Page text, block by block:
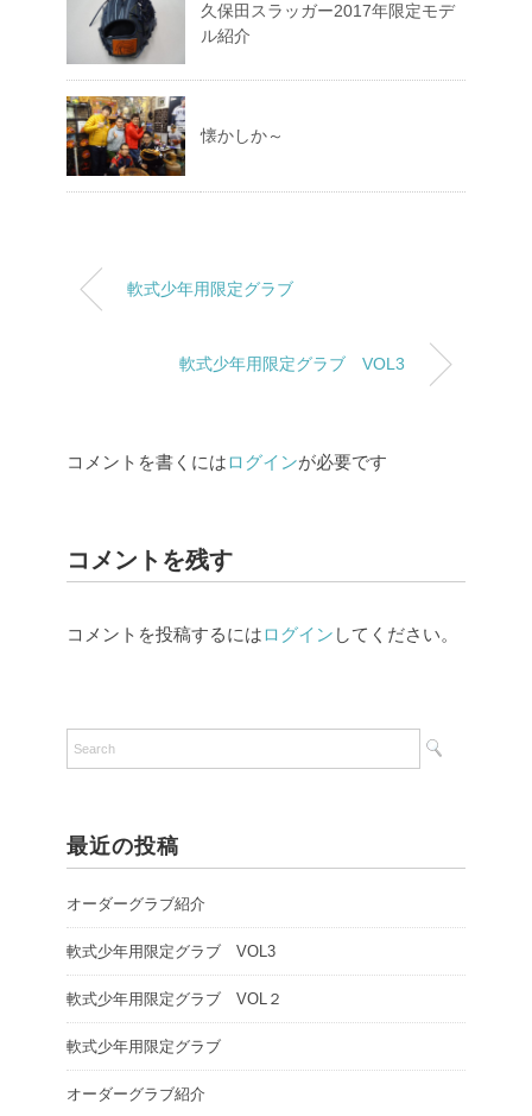
久保田スラッガー2017年限定モデ
ル紹介
懐かしか～
軟式少年用限定グラブ
軟式少年用限定グラブ VOL3
コメントを書くにはログインが必要です
コメントを残す
コメントを投稿するにはログイン してください。
最近の投稿
オーダーグラブ紹介
軟式少年用限定グラブ VOL3
軟式少年用限定グラブ VOL２
軟式少年用限定グラブ
オーダーグラブ紹介